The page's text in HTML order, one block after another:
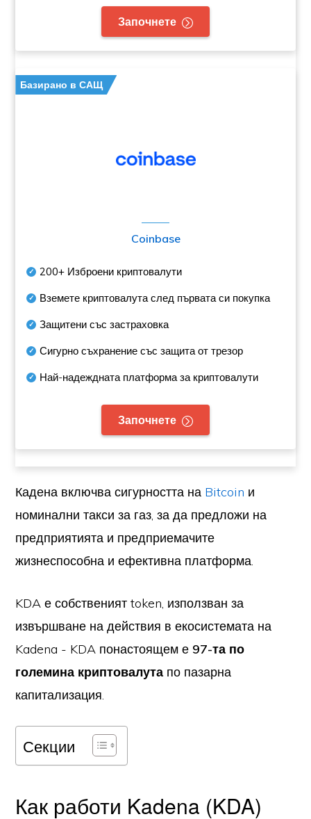
Започнете
Базирано в САЩ
Coinbase
200+ Изброени криптовалути
Вземете криптовалута след първата си покупка
Защитени със застраховка
Сигурно съхранение със защита от трезор
Най-надеждната платформа за криптовалути
Започнете
Кадена включва сигурността на Bitcoin и
номинални такси за газ, за да предложи на
предприятията и предприемачите
жизнеспособна и ефективна платформа.
KDA е собственият token, използван за
извършване на действия в екосистемата на
Kadena - KDA понастоящем е 97-та по
големина криптовалута по пазарна
капитализация.
Секции
Как работи Kadena (KDA)